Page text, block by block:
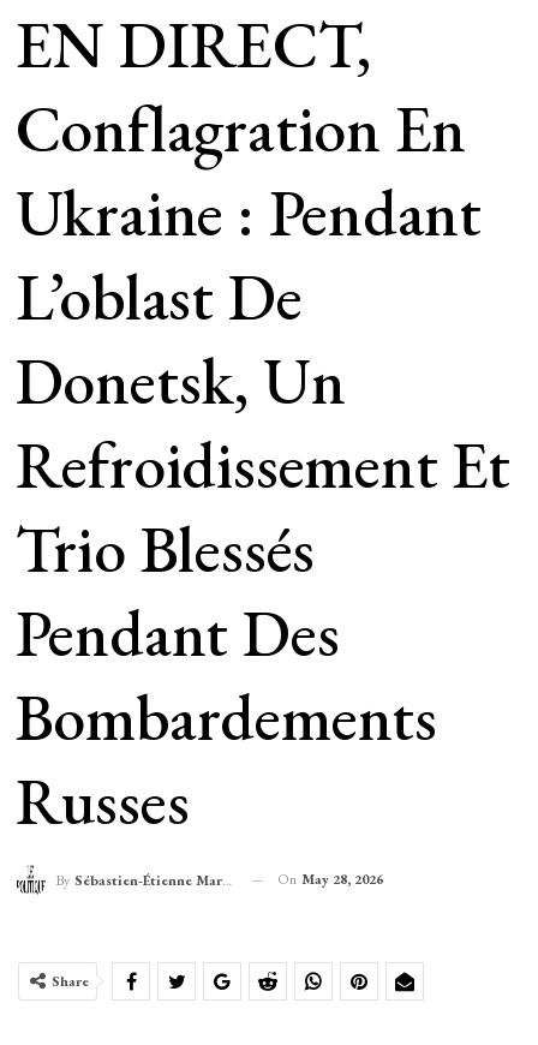
EN DIRECT,
Conflagration En
Ukraine : Pendant
L’oblast De
Donetsk, Un
Refroidissement Et
Trio Blessés
Pendant Des
Bombardements
Russes
By Sébastien-Étienne Marechal On May 28, 2026
Share